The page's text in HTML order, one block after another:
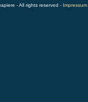
- All rights reserved - Impressum